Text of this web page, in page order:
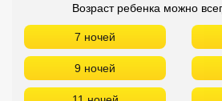
БРОНИРОВАНИЕ в Stalis Bay
ПЕРЕЛЕТА!
ПОИСК ДЕШЕВЫХ